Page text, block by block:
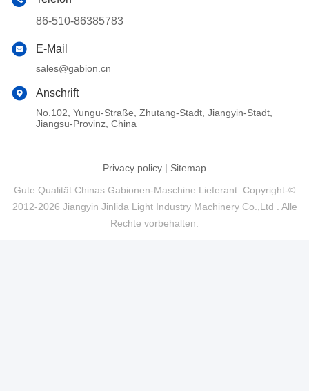
86-510-86385783
E-Mail
sales@gabion.cn
Anschrift
No.102, Yungu-Straße, Zhutang-Stadt, Jiangyin-Stadt,
Jiangsu-Provinz, China
Privacy policy | Sitemap
Gute Qualität Chinas Gabionen-Maschine Lieferant. Copyright-©
2012-2026 Jiangyin Jinlida Light Industry Machinery Co.,Ltd . Alle
Rechte vorbehalten.